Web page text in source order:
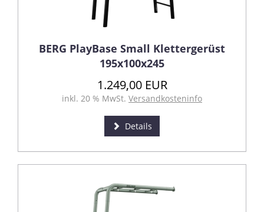
BERG PlayBase Small Klettergerüst
195x100x245
1.249,00 EUR
inkl. 20 % MwSt. Versandkosteninfo
Details